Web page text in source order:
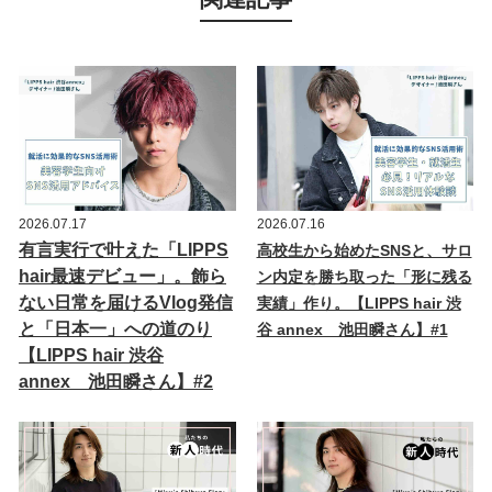
2026.07.17
有言実行で叶えた「LIPPS
hair最速デビュー」。飾ら
ない日常を届けるVlog発信
と「日本一」への道のり
【LIPPS hair 渋谷
annex 池田瞬さん】#2
2026.07.16
高校生から始めたSNSと、サロ
ン内定を勝ち取った「形に残る
実績」作り。【LIPPS hair 渋
谷 annex 池田瞬さん】#1